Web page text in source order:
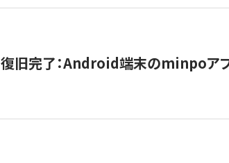
復旧完了：Android端末のminpoア